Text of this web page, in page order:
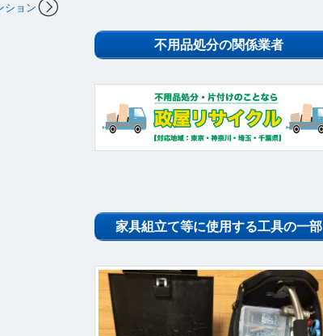
ション
不用品処分の関係業者
家具組立て等に使用する工具の一部